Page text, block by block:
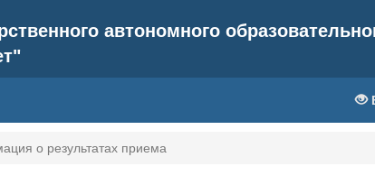
автономного
о результатах приема